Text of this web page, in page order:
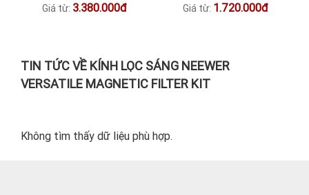
Giá từ: 3.380.000đ Giá từ: 1.720.000đ
TIN TỨC VỀ KÍNH LỌC SÁNG NEEWER
VERSATILE MAGNETIC FILTER KIT
Không tìm thấy dữ liệu phù hợp.